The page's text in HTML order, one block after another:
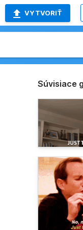
VYTVORIŤ
Súvisiace